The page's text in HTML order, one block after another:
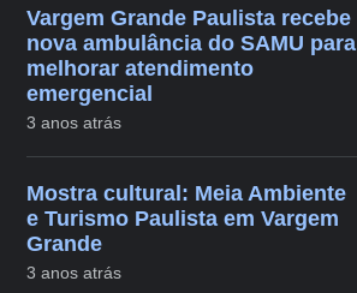
Vargem Grande Paulista recebe
nova ambulância do SAMU para
melhorar atendimento
emergencial
3 anos atrás
Mostra cultural: Meia Ambiente
e Turismo Paulista em Vargem
Grande
3 anos atrás